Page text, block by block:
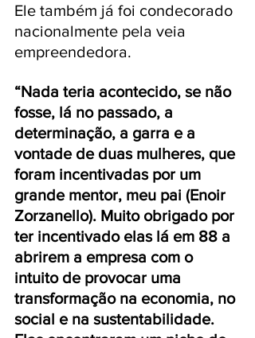
Ele também já foi condecorado
nacionalmente pela veia
empreendedora.
“Nada teria acontecido, se não
fosse, lá no passado, a
determinação, a garra e a
vontade de duas mulheres, que
foram incentivadas por um
grande mentor, meu pai (Enoir
Zorzanello). Muito obrigado por
ter incentivado elas lá em 88 a
abrirem a empresa com o
intuito de provocar uma
transformação na economia, no
social e na sustentabilidade.